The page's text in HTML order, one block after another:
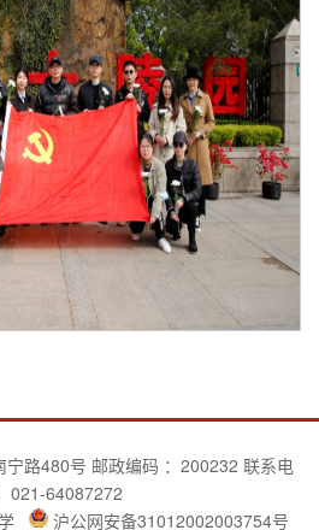
路480号 邮政编码 ：200232 联系电
021-64087272
沪公网安备31012002003754号